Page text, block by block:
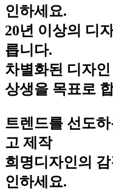
인하세요.
20년 이상의 디
릅니다.
차별화된 디자
상생을 목표로
트렌드를 선도
고 제작
희명디자인의
인하세요.